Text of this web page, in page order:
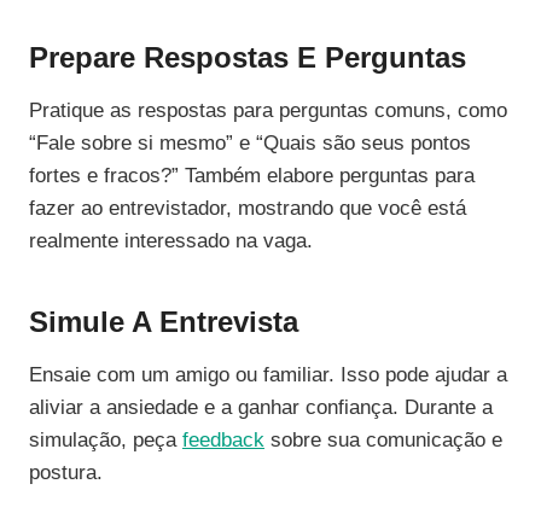
Prepare Respostas E Perguntas
Pratique as respostas para perguntas comuns, como
“Fale sobre si mesmo” e “Quais são seus pontos
fortes e fracos?” Também elabore perguntas para
fazer ao entrevistador, mostrando que você está
realmente interessado na vaga.
Simule A Entrevista
Ensaie com um amigo ou familiar. Isso pode ajudar a
aliviar a ansiedade e a ganhar confiança. Durante a
simulação, peça feedback sobre sua comunicação e
postura.